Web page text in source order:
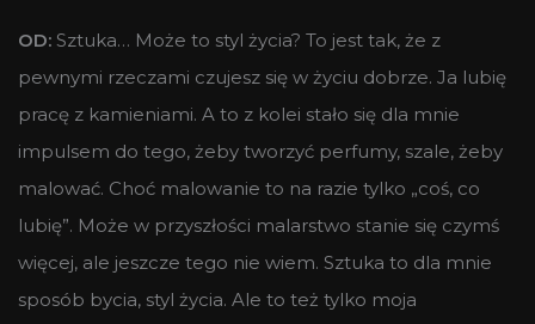
OD: Sztuka… Może to styl życia? To jest tak, że z
pewnymi rzeczami czujesz się w życiu dobrze. Ja lubię
pracę z kamieniami. A to z kolei stało się dla mnie
impulsem do tego, żeby tworzyć perfumy, szale, żeby
malować. Choć malowanie to na razie tylko „coś, co
lubię”. Może w przyszłości malarstwo stanie się czymś
więcej, ale jeszcze tego nie wiem. Sztuka to dla mnie
sposób bycia, styl życia. Ale to też tylko moja